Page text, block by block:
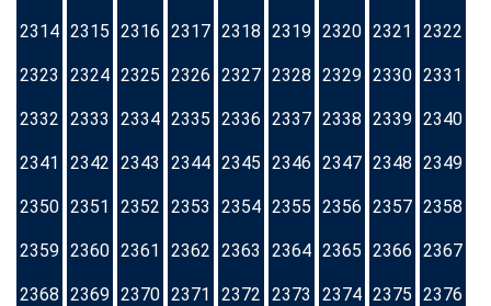
2314 2315 2316 2317 2318 2319 2320 2321 2322
2323 2324 2325 2326 2327 2328 2329 2330 2331
2332 2333 2334 2335 2336 2337 2338 2339 2340
2341 2342 2343 2344 2345 2346 2347 2348 2349
2350 2351 2352 2353 2354 2355 2356 2357 2358
2359 2360 2361 2362 2363 2364 2365 2366 2367
2368 2369 2370 2371 2372 2373 2374 2375 2376